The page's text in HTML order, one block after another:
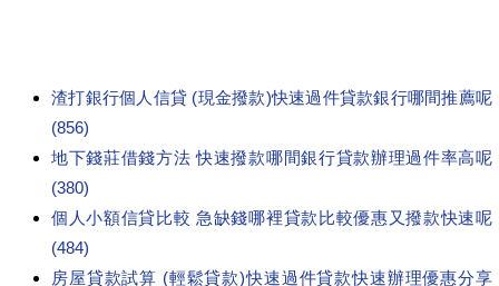
渣打銀行個人信貸 (現金撥款)快速過件貸款銀行哪間推薦呢
(856)
地下錢莊借錢方法 快速撥款哪間銀行貸款辦理過件率高呢
(380)
個人小額信貸比較 急缺錢哪裡貸款比較優惠又撥款快速呢
(484)
房屋貸款試算 (輕鬆貸款)快速過件貸款快速辦理優惠分享